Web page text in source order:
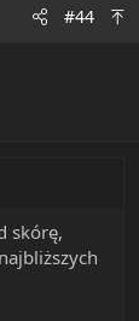
#44
skórę,